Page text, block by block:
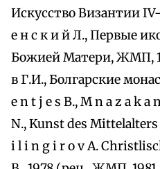
Искусство Византии
е н с к и й Л., Первые
Божией Матери, ЖМП,
в Г.И., Болгарские
e n t j e s B., M n a z a k a
N., Kunst des Mittelalters
i l i n g i r o v A.